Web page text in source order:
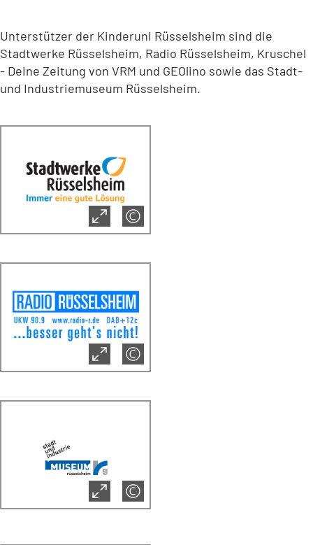
Unterstützer der Kinderuni Rüsselsheim sind die
Stadtwerke Rüsselsheim, Radio Rüsselsheim, Kruschel
- Deine Zeitung von VRM und GEOlino sowie das Stadt-
und Industriemuseum Rüsselsheim.